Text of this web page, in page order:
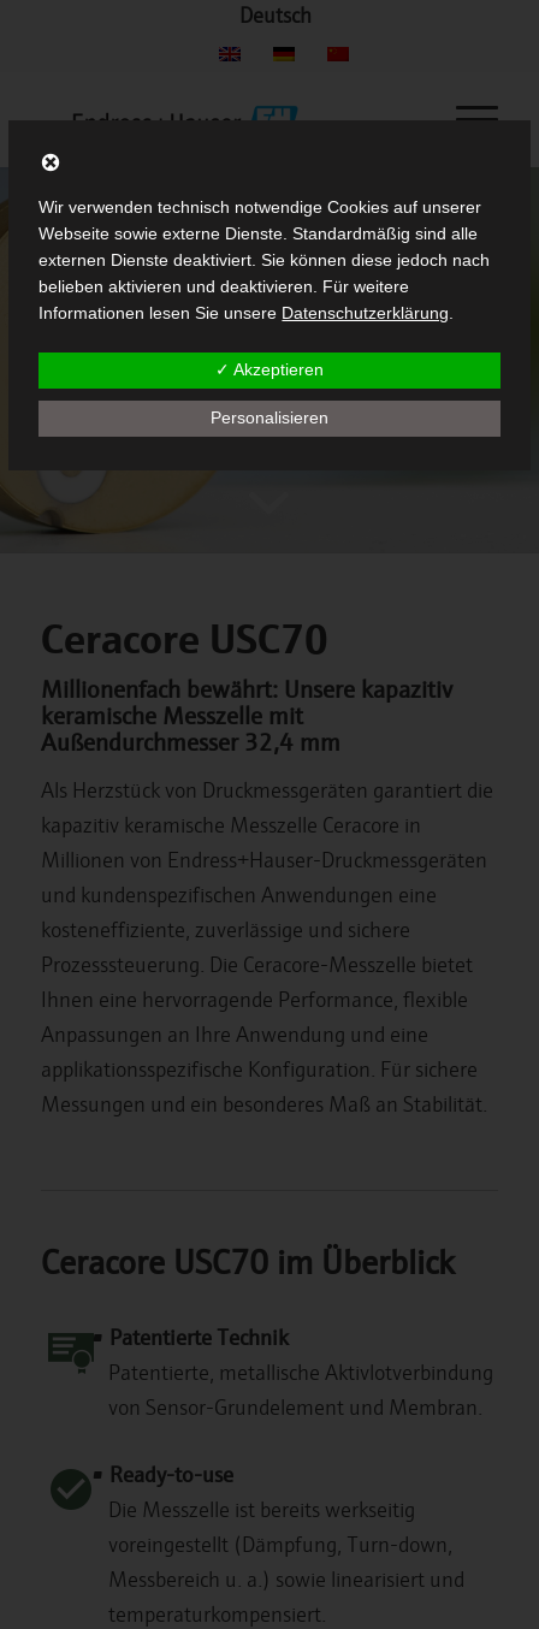
Deutsch
Ceracore USC70
Millionenfach bewährt: Unsere kapazitiv
keramische Messzelle mit
Außendurchmesser 32,4 mm
Als Herzstück von Druckmessgeräten garantiert die
kapazitiv keramische Messzelle Ceracore in
Millionen von Endress+Hauser-Druckmessgeräten
und kundenspezifischen Anwendungen eine
kosteneffiziente, zuverlässige und sichere
Prozesssteuerung. Die Ceracore-Messzelle bietet
Ihnen eine hervorragende Performance, flexible
Anpassungen an Ihre Anwendung und eine
applikationsspezifische Konfiguration. Für sichere
Messungen und ein besonderes Maß an Stabilität.
Ceracore USC70 im Überblick
Patentierte Technik
Patentierte, metallische Aktivlotverbindung
von Sensor-Grundelement und Membran.
Ready-to-use
Die Messzelle ist bereits werkseitig
voreingestellt (Dämpfung, Turn-down,
Messbereich u. a.) sowie linearisiert und
temperaturkompensiert.
Wir verwenden technisch notwendige Cookies auf unserer
Webseite sowie externe Dienste. Standardmäßig sind alle
externen Dienste deaktiviert. Sie können diese jedoch nach
belieben aktivieren und deaktivieren. Für weitere
Informationen lesen Sie unsere Datenschutzerklärung.
✓ Akzeptieren
Personalisieren